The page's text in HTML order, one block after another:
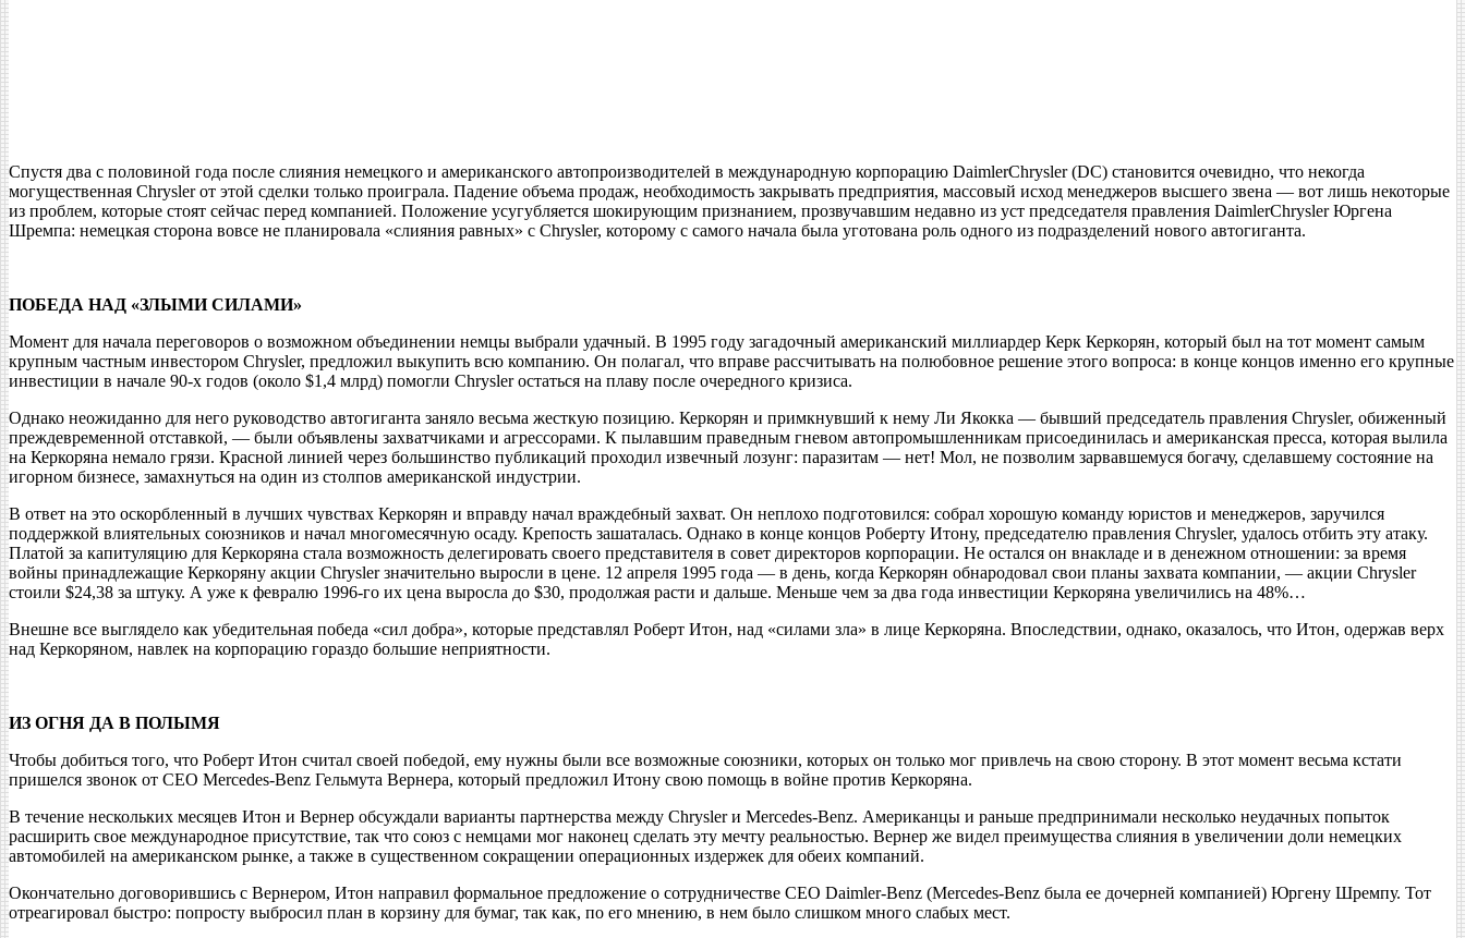
Спустя два с половиной года после слияния немецкого и американского автопроизводителей в международную корпорацию DaimlerChrysler (DC) становится очевидно, что некогда
могущественная Chrysler от этой сделки только проиграла. Падение объема продаж, необходимость закрывать предприятия, массовый исход менеджеров высшего звена — вот лишь некоторые
из проблем, которые стоят сейчас перед компанией. Положение усугубляется шокирующим признанием, прозвучавшим недавно из уст председателя правления DaimlerChrysler Юргена
Шремпа: немецкая сторона вовсе не планировала «слияния равных» с Chrysler, которому с самого начала была уготована роль одного из подразделений нового автогиганта.
ПОБЕДА НАД «ЗЛЫМИ СИЛАМИ»
Момент для начала переговоров о возможном объединении немцы выбрали удачный. В 1995 году загадочный американский миллиардер Керк Керкорян, который был на тот момент самым
крупным частным инвестором Chrysler, предложил выкупить всю компанию. Он полагал, что вправе рассчитывать на полюбовное решение этого вопроса: в конце концов именно его крупные
инвестиции в начале 90-х годов (около $1,4 млрд) помогли Chrysler остаться на плаву после очередного кризиса.
Однако неожиданно для него руководство автогиганта заняло весьма жесткую позицию. Керкорян и примкнувший к нему Ли Якокка — бывший председатель правления Chrysler, обиженный
преждевременной отставкой, — были объявлены захватчиками и агрессорами. К пылавшим праведным гневом автопромышленникам присоединилась и американская пресса, которая вылила
на Керкоряна немало грязи. Красной линией через большинство публикаций проходил извечный лозунг: паразитам — нет! Мол, не позволим зарвавшемуся богачу, сделавшему состояние на
игорном бизнесе, замахнуться на один из столпов американской индустрии.
В ответ на это оскорбленный в лучших чувствах Керкорян и вправду начал враждебный захват. Он неплохо подготовился: собрал хорошую команду юристов и менеджеров, заручился
поддержкой влиятельных союзников и начал многомесячную осаду. Крепость зашаталась. Однако в конце концов Роберту Итону, председателю правления Chrysler, удалось отбить эту атаку.
Платой за капитуляцию для Керкоряна стала возможность делегировать своего представителя в совет директоров корпорации. Не остался он внакладе и в денежном отношении: за время
войны принадлежащие Керкоряну акции Chrysler значительно выросли в цене. 12 апреля 1995 года — в день, когда Керкорян обнародовал свои планы захвата компании, — акции Chrysler
стоили $24,38 за штуку. А уже к февралю 1996-го их цена выросла до $30, продолжая расти и дальше. Меньше чем за два года инвестиции Керкоряна увеличились на 48%…
Внешне все выглядело как убедительная победа «сил добра», которые представлял Роберт Итон, над «силами зла» в лице Керкоряна. Впоследствии, однако, оказалось, что Итон, одержав верх
над Керкоряном, навлек на корпорацию гораздо большие неприятности.
ИЗ ОГНЯ ДА В ПОЛЫМЯ
Чтобы добиться того, что Роберт Итон считал своей победой, ему нужны были все возможные союзники, которых он только мог привлечь на свою сторону. В этот момент весьма кстати
пришелся звонок от СЕО Mercedes-Benz Гельмута Вернера, который предложил Итону свою помощь в войне против Керкоряна.
В течение нескольких месяцев Итон и Вернер обсуждали варианты партнерства между Chrysler и Mercedes-Benz. Американцы и раньше предпринимали несколько неудачных попыток
расширить свое международное присутствие, так что союз с немцами мог наконец сделать эту мечту реальностью. Вернер же видел преимущества слияния в увеличении доли немецких
автомобилей на американском рынке, а также в существенном сокращении операционных издержек для обеих компаний.
Окончательно договорившись с Вернером, Итон направил формальное предложение о сотрудничестве СЕО Daimler-Benz (Mercedes-Benz была ее дочерней компанией) Юргену Шремпу. Тот
отреагировал быстро: попросту выбросил план в корзину для бумаг, так как, по его мнению, в нем было слишком много слабых мест.